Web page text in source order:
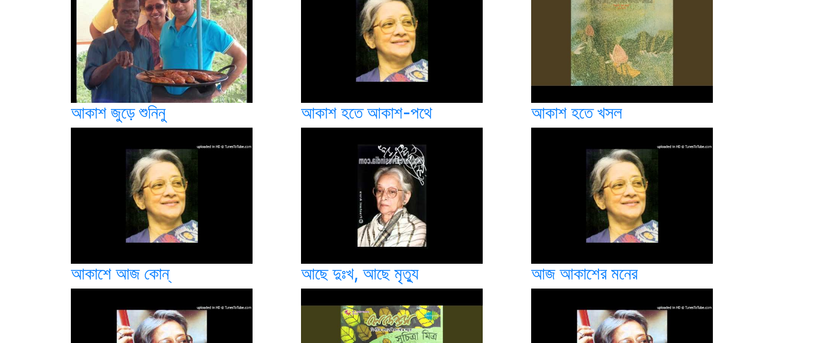
আকাশ জুড়ে শুনিনু আকাশ হতে আকাশ-পথে আকাশ হতে খসল
আকাশে আজ কোন্ আছে দুঃখ, আছে মৃত্যু আজ আকাশের মনের